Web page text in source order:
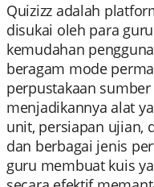
Quizizz adalah
disukai oleh para
kemudahan
beragam mode
perpustakaan sumber
menjadikannya alat
unit, persiapan ujian,
dan berbagai jenis
guru membuat kuis